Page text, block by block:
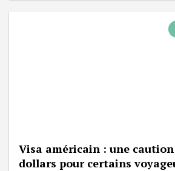
Visa américain : une caution
dollars pour certains